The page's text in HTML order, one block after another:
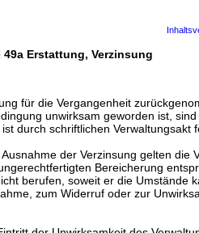
49a Erstattung, Verzinsung
für die Vergangenheit
unwirksam geworden ist,
durch schriftlichen Verwaltungsakt
der Verzinsung gelten die
Bereicherung
berufen, soweit er die Umstände
zum Widerruf oder zur